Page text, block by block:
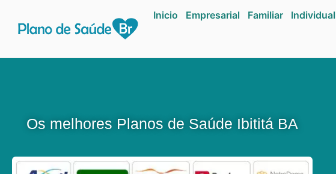
Inicio Empresarial Familiar Individual
Os melhores Planos de Saúde Ibititá BA